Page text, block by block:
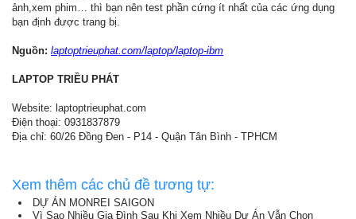
ảnh,xem phim… thì bạn nên test phần cứng ít nhất của các ứng dụng
bạn định được trang bị.
Nguồn: laptoptrieuphat.com/laptop/laptop-ibm
LAPTOP TRIỀU PHÁT
Website: laptoptrieuphat.com
Điện thoại: 0931837879
Địa chỉ: 60/26 Đồng Đen - P14 - Quận Tân Bình - TPHCM
Xem thêm các chủ đề tương tự:
DỰ ÁN MONREI SAIGON
Vì Sao Nhiều Gia Đình Sau Khi Xem Nhiều Dự Án Vẫn Chọn